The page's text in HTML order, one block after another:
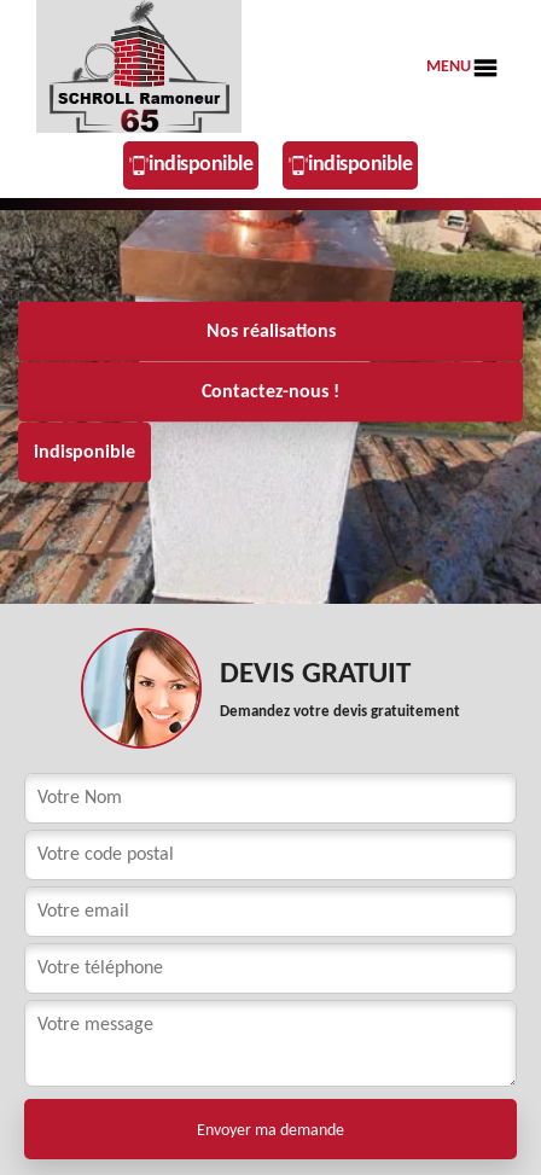
MENU
indisponible indisponible
Nos réalisations
Contactez-nous !
indisponible
DEVIS GRATUIT
Demandez votre devis gratuitement